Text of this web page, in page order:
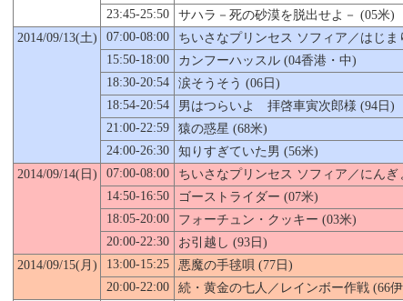
23:45-25:50
サハラ－死の砂漠を脱出せよ－ (05米)
2014/09/13(土)
07:00-08:00 ちいさなプリンセス ソフィア／はじま
15:50-18:00
カンフーハッスル (04香港・中)
18:30-20:54
涙そうそう (06日)
18:54-20:54
男はつらいよ 拝啓車寅次郎様 (94日)
21:00-22:59
猿の惑星 (68米)
24:00-26:30
知りすぎていた男 (56米)
2014/09/14(日)
07:00-08:00 ちいさなプリンセス ソフィア／にんぎ
14:50-16:50
ゴーストライダー (07米)
18:05-20:00
フォーチュン・クッキー (03米)
20:00-22:30
お引越し (93日)
2014/09/15(月) 13:00-15:25 悪魔の手毬唄 (77日)
20:00-22:00
続・黄金の七人／レインボー作戦 (66